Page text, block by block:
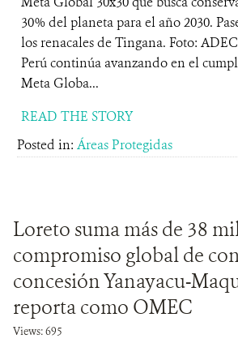
30% del planeta para el año 2030.
los renacales de Tingana. Foto:
Perú continúa avanzando en el
Meta Globa...
READ THE STORY
Posted in: Áreas Protegidas
Loreto suma más de 38
compromiso global de
concesión Yanayacu-
reporta como OMEC
Views: 695